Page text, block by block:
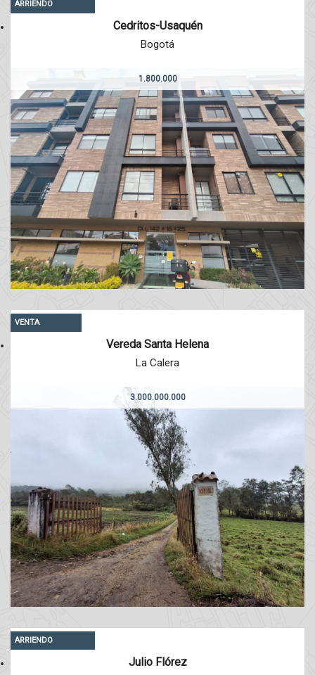
Cedritos-Usaquén
Bogotá
ARRIENDO
1.800.000
Vereda Santa Helena
La Calera
VENTA
3.000.000.000
Julio Flórez
ARRIENDO